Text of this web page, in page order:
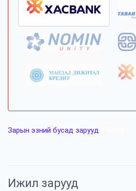
Зарын эзний бусад зарууд
Ижил зарууд